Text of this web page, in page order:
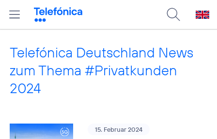
Telefónica Deutschland News
zum Thema #Privatkunden
2024
15. Februar 2024